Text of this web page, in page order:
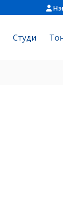
Cтуди